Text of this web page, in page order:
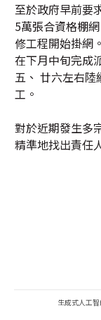
至於政府早前要
5萬張合資格棚
修工程開始掛網
在下月中旬完成
五、 廿六左右
工。
對於近期發生多
精準地找出責任
生成式人工